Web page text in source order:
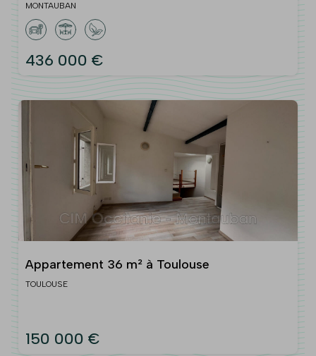
MONTAUBAN
436 000 €
Appartement 36 m² à Toulouse
TOULOUSE
150 000 €